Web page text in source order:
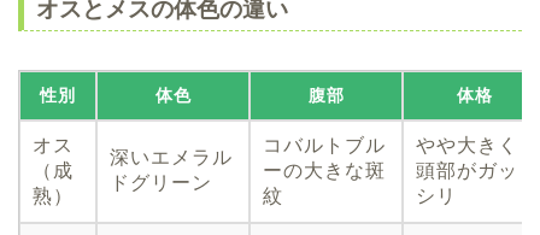
オスとメスの体色の違い
性別 体色 腹部 体格
オス
（成
熟）
深いエメラル
ドグリーン
コバルトブル
ーの大きな斑
紋
やや大きく
頭部がガッ
シリ